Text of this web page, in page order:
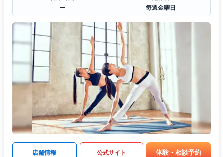
ー
毎週金曜日
店舗情報 公式サイト 体験・相談予約